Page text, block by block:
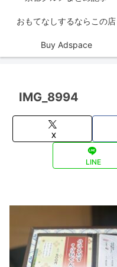
おもてなしするならこの店
Buy Adspace
IMG_8994
X
LINE